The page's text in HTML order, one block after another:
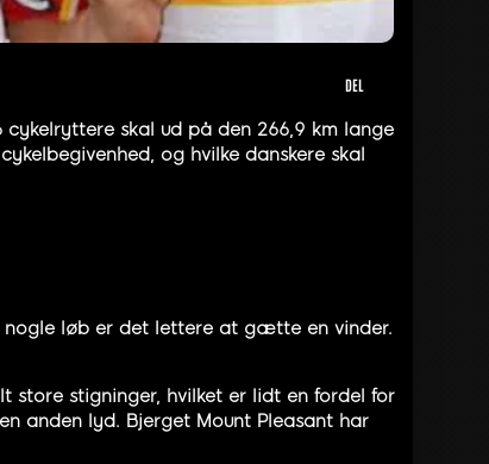
DEL
skal ud på den 266,9 km lange
og hvilke danskere skal
løb er det lettere at gætte en vinder.
store stigninger, hvilket er lidt en fordel for
anden lyd. Bjerget Mount Pleasant har